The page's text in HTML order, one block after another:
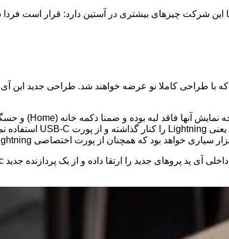
با طراحی کاملا نو عرضه خواهند شد. طراحی جدید این آی
آنها فاقد لبه بوده و ضمنا دکمه خانه (Home) و
Lightning را کنار گذاشته و از پورت USB-C استفاده
سیاری خواهد بود که همچنان از پورت اختصاصی
آی پد پروهای جدید را ارتقا داده و از یک پردازنده جدید